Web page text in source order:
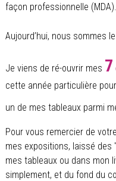
façon professionnelle (MDA).
Aujourd’hui, nous sommes
Je viens de ré-ouvrir mes 7
cette année particulière
un de mes tableaux parmi
Pour vous remercier de
mes expositions, laissé
mes tableaux ou dans mon
simplement, et du fond du